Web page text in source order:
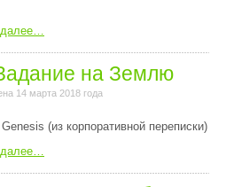
на Землю
14 марта 2018 года
(из коpпоpативной пеpеписки)